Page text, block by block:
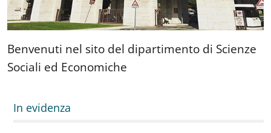
Benvenuti nel sito del dipartimento di Scienze
Sociali ed Economiche
In evidenza